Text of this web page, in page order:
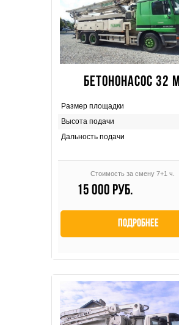
БЕТОНОНАСОС 32 М
Размер площадки
Высота подачи
Дальность подачи
Стоимость за смену 7+1 ч.
15 000 руб.
Подробнее